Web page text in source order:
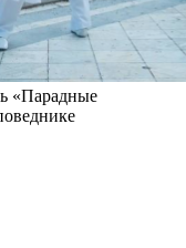
«Парадные